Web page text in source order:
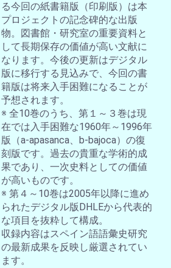
る今回の紙書籍版（印刷版）は本
プロジェクトの記念碑的な出版
物。図書館・研究室の重要資料と
して長期保存の価値が高い文献に
なります。今後の更新はデジタル
版に移行する見込みで、今回の書
籍版は将来入手困難になることが
予想されます。
※ 全10巻のうち、第１～３巻は現
在では入手困難な1960年～1996年
版（a-apasanca、b-bajoca）の復
刻版です。過去の貴重な学術的成
果であり、一次史料としての価値
が高いものです。
※ 第４～10巻は2005年以降に進め
られたデジタル版DHLEから代表的
な項目を抜粋して構成。
収録内容はスペイン語語彙史研究
の最新成果を反映し厳選されてい
ます。